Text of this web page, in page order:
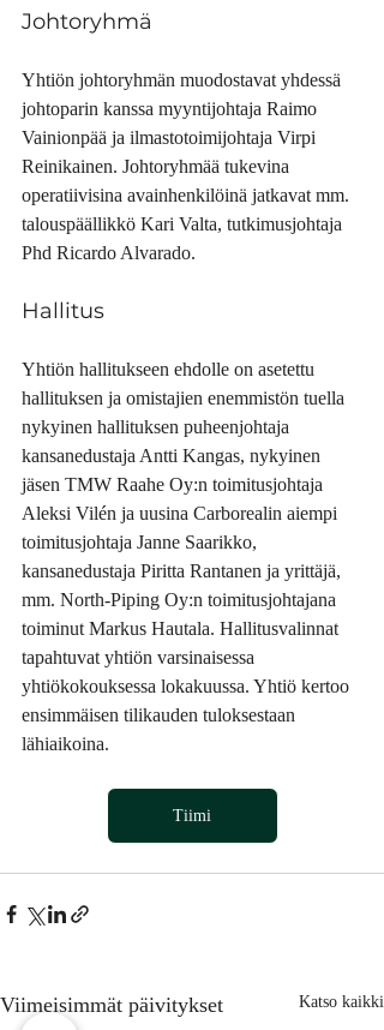
Johtoryhmä
Yhtiön johtoryhmän muodostavat yhdessä
johtoparin kanssa myyntijohtaja Raimo
Vainionpää ja ilmastotoimijohtaja Virpi
Reinikainen. Johtoryhmää tukevina
operatiivisina avainhenkilöinä jatkavat mm.
talouspäällikkö Kari Valta, tutkimusjohtaja
Phd Ricardo Alvarado.
Hallitus
Yhtiön hallitukseen ehdolle on asetettu
hallituksen ja omistajien enemmistön tuella
nykyinen hallituksen puheenjohtaja
kansanedustaja Antti Kangas, nykyinen
jäsen TMW Raahe Oy:n toimitusjohtaja
Aleksi Vilén ja uusina Carborealin aiempi
toimitusjohtaja Janne Saarikko,
kansanedustaja Piritta Rantanen ja yrittäjä,
mm. North-Piping Oy:n toimitusjohtajana
toiminut Markus Hautala. Hallitusvalinnat
tapahtuvat yhtiön varsinaisessa
yhtiökokouksessa lokakuussa. Yhtiö kertoo
ensimmäisen tilikauden tuloksestaan
lähiaikoina.
Tiimi
Viimeisimmät päivitykset Katso kaikki